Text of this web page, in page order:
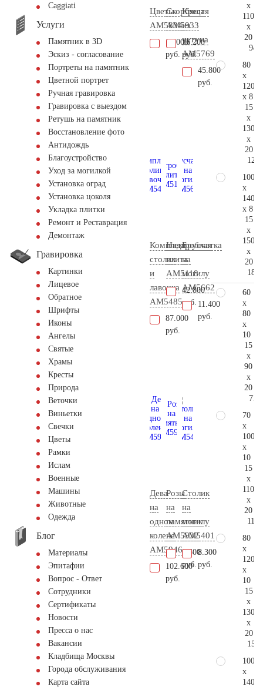
Сaggiati
Услуги
Памятник в 3D
Эскиз - согласование
Портреты на памятник
Цветной портрет
Ручная гравировка
Гравировка с выездом
Ретушь на памятник
Восстановление фото
Антидождь
Благоустройство
Уход за могилкой
Установка оград
Установка цоколя
Укладка плитки
Ремонт и Реставрация
Демонтаж
Гравировка
Картинки
Лицевое
Обратное
Шрифты
Иконы
Ангелы
Святые
Храмы
Кресты
Природа
Веточки
Виньетки
Свечки
Цветы
Рамки
Ислам
Военные
Машины
Животные
Одежда
Блог
Материалы
Эпитафии
Вопрос - Ответ
Сотрудники
Сертификаты
Новости
Пресса о нас
Вакансии
Кладбища Москвы
Города обслуживания
Карта сайта
Цветы
AM5834
12.000
руб.
Скорбящая
AM5933
16.200
руб.
Крест
из
чугуна
AM5769
45.800
руб.
Комплект
столик
и
лавочка
AM5485
87.000
руб.
Надгробная
плита
AM5118
42.800
руб.
Брусчатка
на
могилу
AM5662
11.400
руб.
Дева
на
одном
колене
AM5946
102.600
руб.
Розы
на
памятник
AM5932
5.500
руб.
Столик
на
могилу
AM5401
8.300
руб.
x
110
x
20
80
x
120
x 8
15
x
130
x
20
100
x
140
x 8
15
x
150
x
20
60
x
80
x
10
15
x
90
x
20
70
x
100
x
10
15
x
110
x
20
80
x
120
x
10
15
x
130
x
20
100
x
140